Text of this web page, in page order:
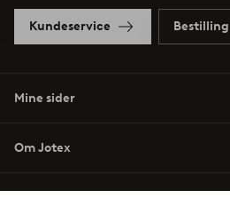
Kundeservice Bestilling
Mine sider
Om Jotex